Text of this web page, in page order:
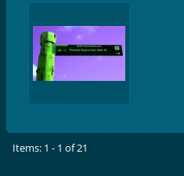
Items: 1 - 1 of 21